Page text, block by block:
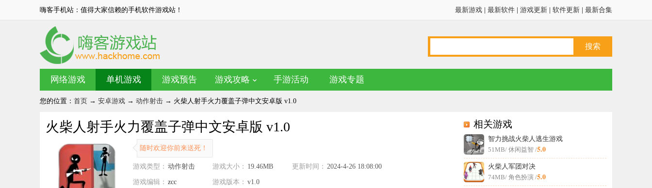
嗨客手机站：值得大家信赖的手机软件游戏站！ 最新游戏 最新软件 游戏更新 软件更新 最新合集
网络游戏 单机游戏 游戏预告 游戏攻略 手游活动 游戏专题
您的位置： 首页 → 安卓游戏 → 动作射击 → 火柴人射手火力覆盖子弹中文安卓版 v1.0
火柴人射手火力覆盖子弹中文安卓版 v1.0
随时欢迎你前来送死！
游戏类型： 动作射击 游戏大小： 19.46MB 更新时间： 2024-4-26 18:08:00
游戏编辑： zcc 游戏版本： v1.0
相关游戏
智力挑战火柴人逃生游戏
51MB/ 休闲益智 /5.0
火柴人军团对决
74MB/ 角色扮演 /5.0